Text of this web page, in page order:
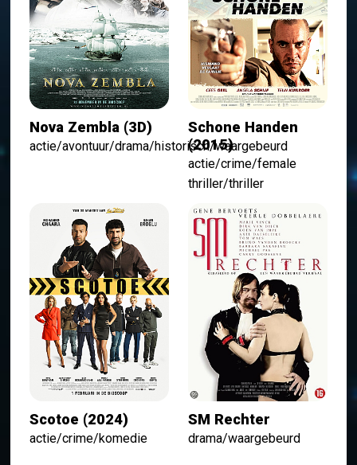
Nova Zembla (3D)
actie/avontuur/drama/historisch/waargebeurd
Schone Handen
(2015)
actie/crime/female
thriller/thriller
Scotoe (2024)
actie/crime/komedie
SM Rechter
drama/waargebeurd